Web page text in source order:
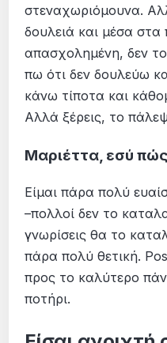
στεναχωριόμουνα.
δουλειά και μέσα στα
απασχολημένη, δεν
πω ότι δεν δουλεύω
κάνω τίποτα και
Αλλά ξέρεις, το
Μαριέττα, εσύ
Είμαι πάρα πολύ
–πολλοί δεν το
γνωρίσεις θα το
πάρα πολύ θετική.
προς το καλύτερο
ποτήρι.